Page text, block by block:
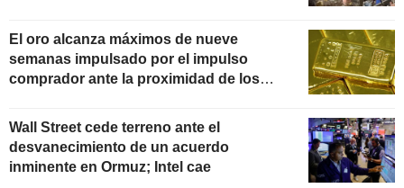
El oro alcanza máximos de nueve
semanas impulsado por el impulso
comprador ante la proximidad de los
Wall Street cede terreno ante el
desvanecimiento de un acuerdo
inminente en Ormuz; Intel cae